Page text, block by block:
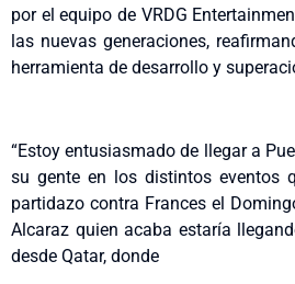
por el equipo de VRDG
las nuevas generaciones,
herramienta de desarrollo y
“Estoy entusiasmado de llegar a
su gente en los distintos eventos
partidazo contra Frances el
Alcaraz quien acaba estaría
desde Qatar, donde